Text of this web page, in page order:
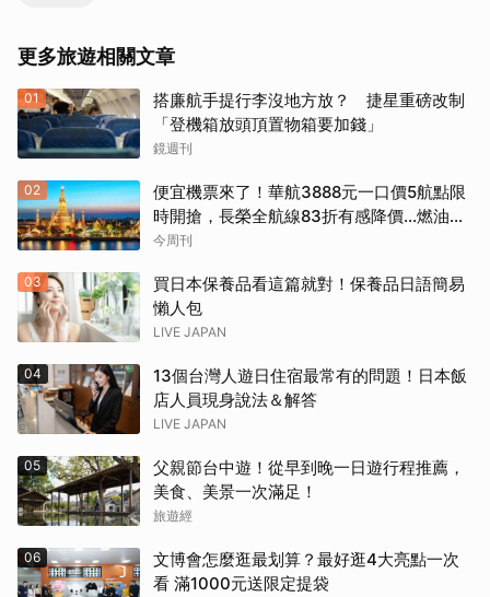
更多旅遊相關文章
01
搭廉航手提行李沒地方放？ 捷星重磅改制
「登機箱放頭頂置物箱要加錢」
鏡週刊
02
便宜機票來了！華航3888元一口價5航點限
時開搶，長榮全航線83折有感降價…燃油稅
8/9調漲早買早省
今周刊
03
買日本保養品看這篇就對！保養品日語簡易
懶人包
LIVE JAPAN
04
13個台灣人遊日住宿最常有的問題！日本飯
店人員現身說法＆解答
LIVE JAPAN
05
父親節台中遊！從早到晚一日遊行程推薦，
美食、美景一次滿足！
旅遊經
06
文博會怎麼逛最划算？最好逛4大亮點一次
看 滿1000元送限定提袋